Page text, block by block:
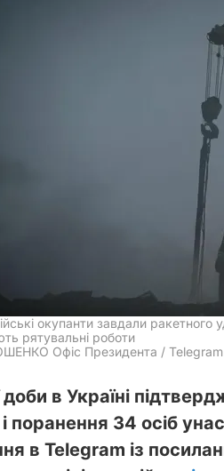
окупанти завдали
рятувальні роботи
Офіс Президента / Telegram
в Україні
поранення 34 осіб
в Telegram із